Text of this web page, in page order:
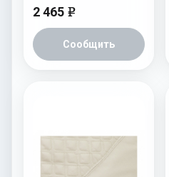
2 465 e
Сообщить